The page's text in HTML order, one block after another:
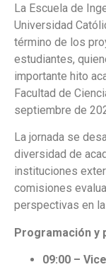
La Escuela de
Universidad
término de los
estudiantes,
importante hito
Facultad de
septiembre de
La jornada se
diversidad de
instituciones
comisiones
perspectivas en
Programación y
09:00 –